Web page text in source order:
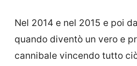
Nel 2014 e nel 2015 e poi
quando diventò un vero e
cannibale vincendo tutto